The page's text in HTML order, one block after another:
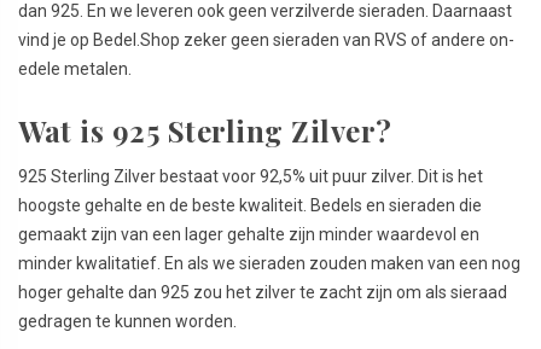
dan 925. En we leveren ook geen verzilverde sieraden. Daarnaast
vind je op Bedel.Shop zeker geen sieraden van RVS of andere on-
edele metalen.
Wat is 925 Sterling Zilver?
925 Sterling Zilver bestaat voor 92,5% uit puur zilver. Dit is het
hoogste gehalte en de beste kwaliteit. Bedels en sieraden die
gemaakt zijn van een lager gehalte zijn minder waardevol en
minder kwalitatief. En als we sieraden zouden maken van een nog
hoger gehalte dan 925 zou het zilver te zacht zijn om als sieraad
gedragen te kunnen worden.